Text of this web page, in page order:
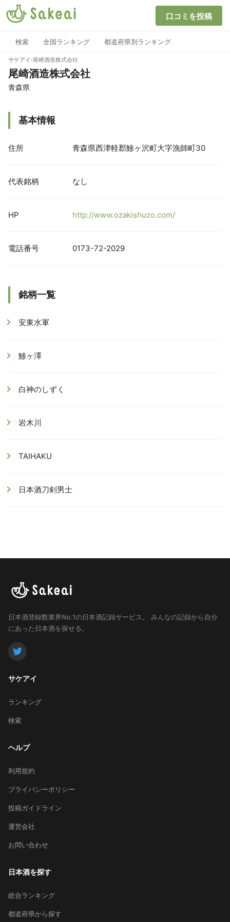
口コミを投稿
検索 全国ランキング 都道府県別ランキング
サケアイ ›尾崎酒造株式会社
尾崎酒造株式会社
青森県
基本情報
住所 青森県西津軽郡鯵ヶ沢町大字漁師町30
代表銘柄 なし
HP http://www.ozakishuzo.com/
電話番号 0173-72-2029
銘柄一覧
安東水軍
鯵ヶ澤
白神のしずく
岩木川
TAIHAKU
日本酒刀剣男士
日本酒登録数業界No.1の日本酒記録サービス。
みんなの記録から自分
にあった日本酒を探せる。
サケアイ
ランキング
検索
ヘルプ
利用規約
プライバシーポリシー
投稿ガイドライン
運営会社
お問い合わせ
日本酒を探す
総合ランキング
都道府県から探す